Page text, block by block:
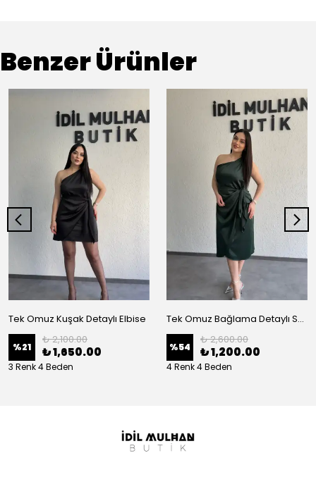
Benzer Ürünler
Tek Omuz Kuşak Detaylı Elbise
%21
₺ 2,100.00
₺ 1,650.00
3 Renk 4 Beden
Tek Omuz Bağlama Detaylı Saten Elbise
%54
₺ 2,600.00
₺ 1,200.00
4 Renk 4 Beden